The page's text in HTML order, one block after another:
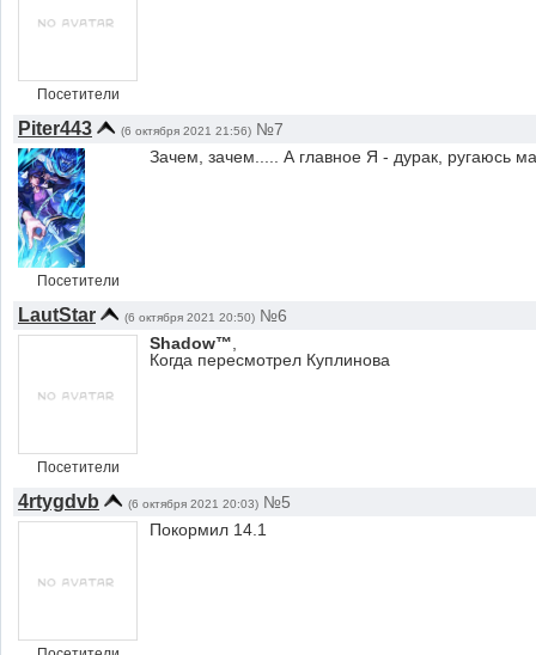
Посетители
Piter443 (6 октября 2021 21:56) №7
Посетители
Зачем, зачем..... А главное Я - дурак, ругаюсь
LautStar (6 октября 2021 20:50) №6
Посетители
Shadow™
Когда пересмотрел Куплинова
4rtygdvb (6 октября 2021 20:03) №5
Покормил 14.1